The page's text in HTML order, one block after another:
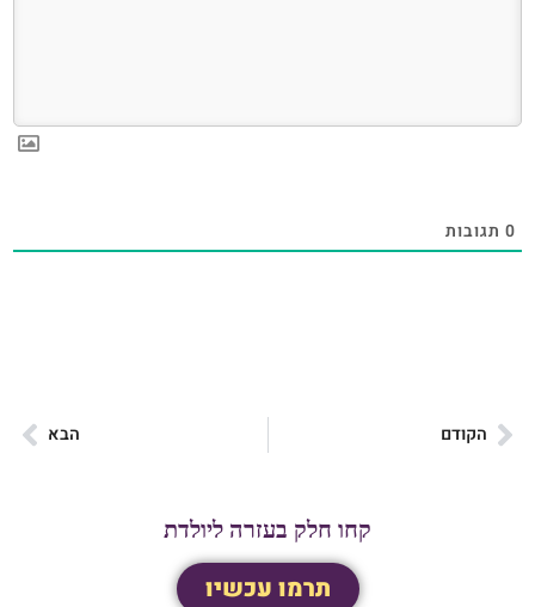
0 תגובות
הקודם הבא
קחו חלק בעזרה ליולדת
תרמו עכשיו